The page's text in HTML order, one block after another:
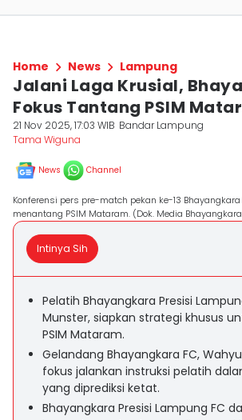
Home News Lampung
Jalani Laga Krusial,
Fokus Tantang PSIM
21 Nov 2025, 17:03 WIB Bandar Lampung
Tama Wiguna
News Channel
Konferensi pers pre-match pekan ke-13
menantang PSIM Mataram. (Dok. Media
Intinya Sih
Pelatih Bhayangkara Presisi
Munster, siapkan strategi khusus
PSIM Mataram.
Gelandang Bhayangkara FC,
fokus jalankan instruksi pelatih
yang diprediksi ketat.
Bhayangkara Presisi Lampung FC